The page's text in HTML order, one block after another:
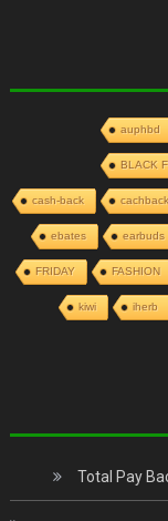
auphbd
BLACK
cash-back
earbuds
ebates
FASHION
FRIDAY
iherb
kiwi